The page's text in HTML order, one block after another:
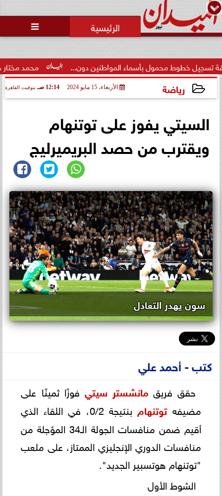

محمد مختار جمعة: بدل البطالة يجب المواطنين دون...
رياضة الأربعاء، 15 مايو 2024 12:14 صـ بتوقيت القاهرة
السيتي يفوز على توتنهام
ويقترب من حصد البريميرليج
سون يهدر التعادل
كتب - أحمد علي
حقق فريق مانشستر سيتي فوزًا ثمينًا على
مضيفهتوتنهام
بنتيجة 0/2، في اللقاء الذي
أقيم ضمن منافسات الجولة الـ34 المؤجلة من
منافسات الدوري الإنجليزي الممتاز، على ملعب
"توتنهام هوتسبير الجديد".
الشوط الأول
رئيس منيا القمح بالشرقية: تبذل
جهوداً مكثفة لتحسين الخدمات